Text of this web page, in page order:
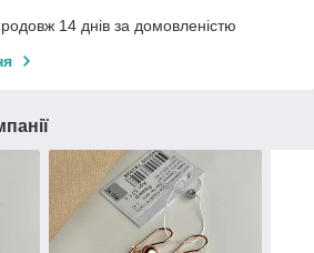
14 днів за домовленістю